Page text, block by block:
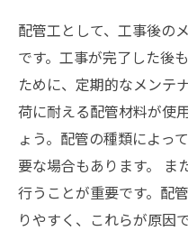
配管工として、工事後の
です。工事が完了した後
ために、定期的なメンテ
荷に耐える配管材料が使
ょう。配管の種類によっ
要な場合もあります。 ま
行うことが重要です。配
りやすく、これらが原因